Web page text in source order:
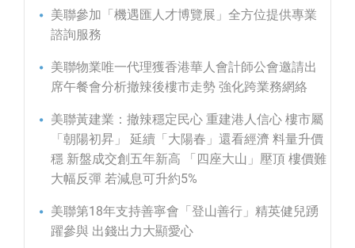
美聯參加「機遇匯人才博覽展」全方位提供專業
諮詢服務
美聯物業唯一代理獲香港華人會計師公會邀請出
席午餐會分析撤辣後樓市走勢 強化跨業務網絡
美聯黃建業：撤辣穩定民心 重建港人信心 樓市屬
「朝陽初昇」 延續「大陽春」還看經濟 料量升價
穩 新盤成交創五年新高 「四座大山」壓頂 樓價難
大幅反彈 若減息可升約5%
美聯第18年支持善寧會「登山善行」精英健兒踴
躍參與 出錢出力大顯愛心